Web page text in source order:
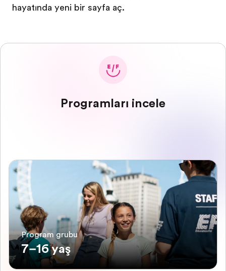
hayatında yeni bir sayfa aç.
Programları incele
Program grubu
7–16 yaş